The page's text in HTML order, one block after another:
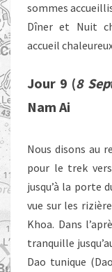
sommes
Dîner et Nuit
accueil
Jour 9 (8
Nam Ai
Nous disons au
pour le trek
jusqu’à la porte
vue sur les
Khoa. Dans
tranquille
Dao tunique